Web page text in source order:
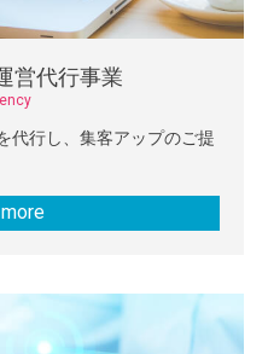
営代行事業
代行し、集客アップのご提